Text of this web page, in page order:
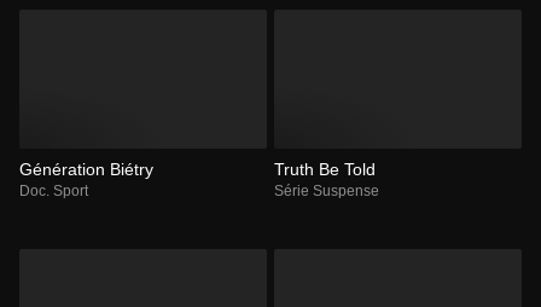
Génération Biétry
Doc. Sport
Truth Be Told
Série Suspense